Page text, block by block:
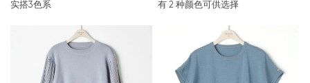
灰 棕色黑
实搭3色系
深蓝色
灰
有 2 种颜色可供选择